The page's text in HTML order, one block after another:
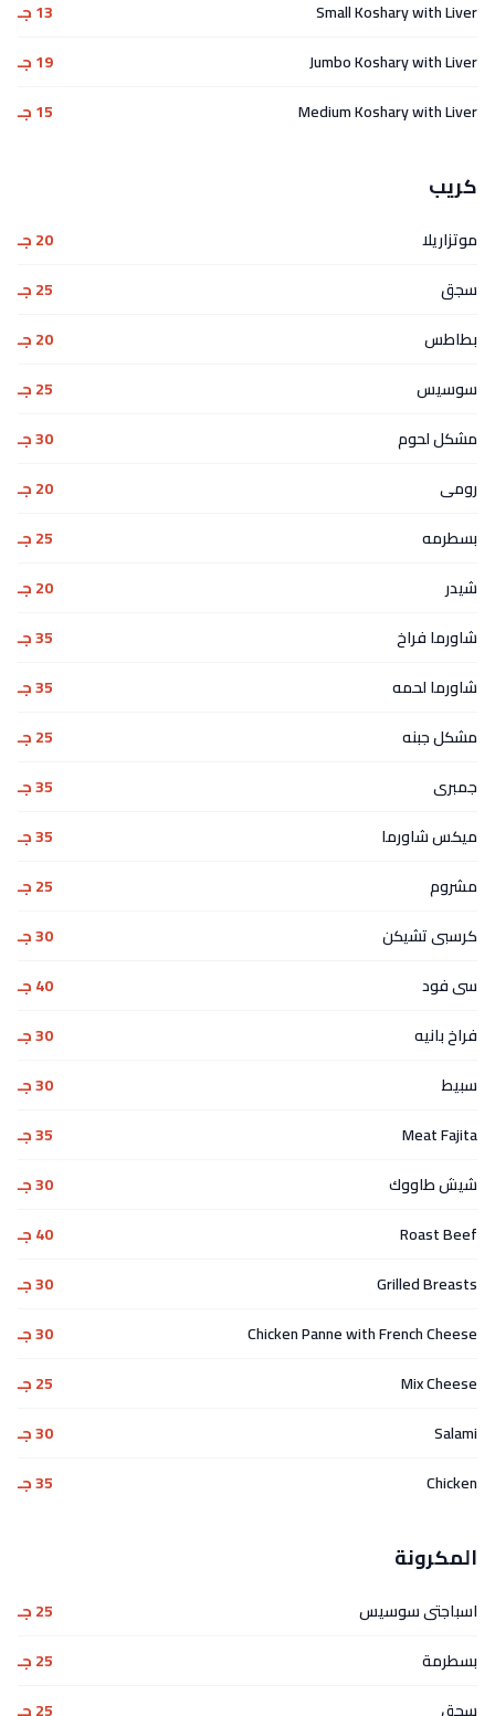
Small Koshary with Liver
13 جـ
Jumbo Koshary with Liver
19 جـ
Medium Koshary with Liver
15 جـ
كريب
موتزاريلا
20 جـ
سجق
25 جـ
بطاطس
20 جـ
سوسيس
25 جـ
مشكل لحوم
30 جـ
رومى
20 جـ
بسطرمه
25 جـ
شيدر
20 جـ
شاورما فراخ
35 جـ
شاورما لحمه
35 جـ
مشكل جبنه
25 جـ
جمبرى
35 جـ
ميكس شاورما
35 جـ
مشروم
25 جـ
كرسبى تشيكن
30 جـ
سى فود
40 جـ
فراخ بانيه
30 جـ
سبيط
30 جـ
Meat Fajita
35 جـ
شيش طاووك
30 جـ
Roast Beef
40 جـ
Grilled Breasts
30 جـ
Chicken Panne with French Cheese
30 جـ
Mix Cheese
25 جـ
Salami
30 جـ
Chicken
35 جـ
المكرونة
اسباجتى سوسيس
25 جـ
بسطرمة
25 جـ
سجق
25 جـ